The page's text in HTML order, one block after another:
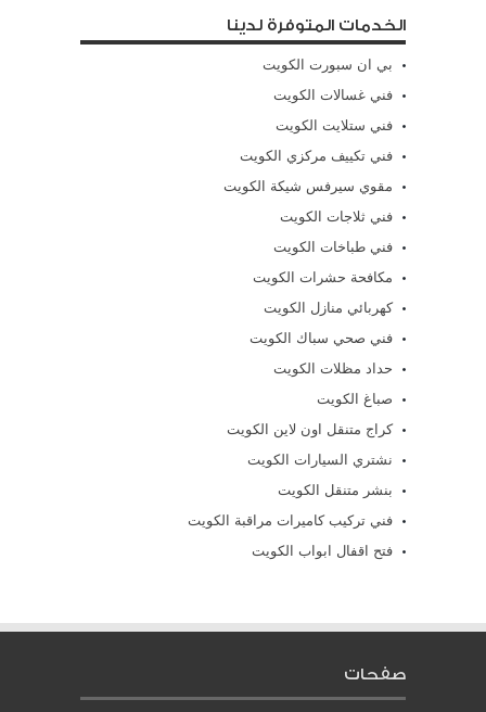
الخدمات المتوفرة لدينا
بي ان سبورت الكويت
فني غسالات الكويت
فني ستلايت الكويت
فني تكييف مركزي الكويت
مقوي سيرفس شيكة الكويت
فني ثلاجات الكويت
فني طباخات الكويت
مكافحة حشرات الكويت
كهربائي منازل الكويت
فني صحي سباك الكويت
حداد مظلات الكويت
صباغ الكويت
كراج متنقل اون لاين الكويت
نشتري السيارات الكويت
بنشر متنقل الكويت
فني تركيب كاميرات مراقبة الكويت
فتح اقفال ابواب الكويت
صفحات